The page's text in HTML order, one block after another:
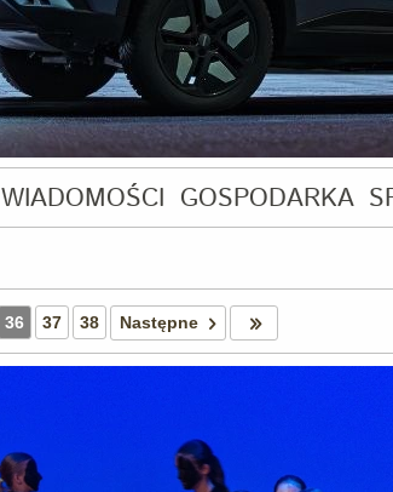
WIADOMOŚCI GOSPODARKA
36 37 38 Następne